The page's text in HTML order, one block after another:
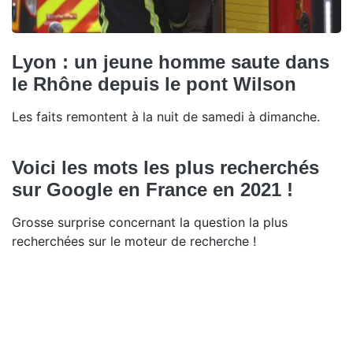
Lyon : un jeune homme saute dans
le Rhône depuis le pont Wilson
Les faits remontent à la nuit de samedi à dimanche.
Voici les mots les plus recherchés
sur Google en France en 2021 !
Grosse surprise concernant la question la plus
recherchées sur le moteur de recherche !